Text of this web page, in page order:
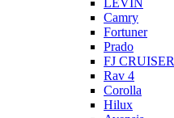
Camry
Fortuner
Prado
FJ CRUISER
Rav 4
Corolla
Hilux